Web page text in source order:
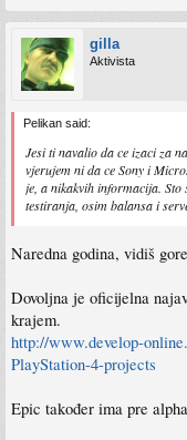
gilla
Aktivista
Pelikan said:
Jesi ti navalio da ce izaci za
vjerujem ni da ce Sony i
je, a nikakvih informacija. Sto
testiranja, osim balansa i
Naredna godina, vidiš
Dovoljna je oficijelna
krajem.
http://www.develop-
PlayStation-4-projects
Epic također ima pre